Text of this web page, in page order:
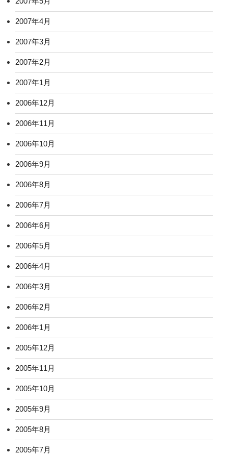
2007年4月
2007年3月
2007年2月
2007年1月
2006年12月
2006年11月
2006年10月
2006年9月
2006年8月
2006年7月
2006年6月
2006年5月
2006年4月
2006年3月
2006年2月
2006年1月
2005年12月
2005年11月
2005年10月
2005年9月
2005年8月
2005年7月